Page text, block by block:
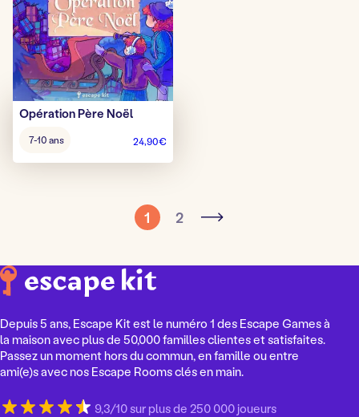
Opération Père Noël
pour
7-10 ans 24,90€
1 2
Depuis 5 ans, Escape Kit est le numéro 1 des Escape Games à
la maison avec plus de 50,000 familles clientes et satisfaites.
Passez un moment hors du commun, en famille ou entre
ami(e)s avec nos Escape Rooms clés en main.
9,3/10 sur plus de 250 000 joueurs